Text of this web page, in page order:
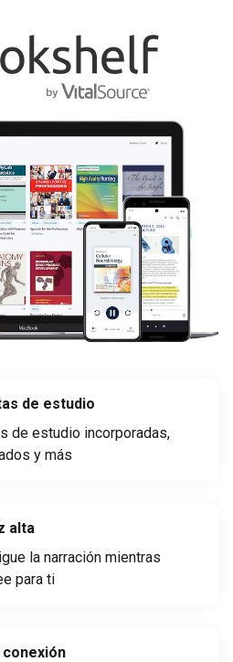
de estudio
de estudio incorporadas,
y más
alta
la narración mientras
para ti